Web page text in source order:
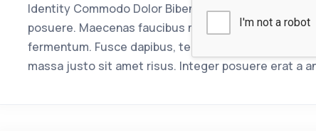
Identity Commodo Dolor Bibendum Parturient
posuere. Maecenas faucibus mollis interdum.
fermentum. Fusce dapibus, tellus ac cursus
massa justo sit amet risus. Integer posuere erat a